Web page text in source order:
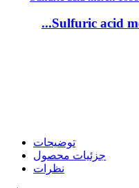
توضیحات
جزئیات محصول
نظرات